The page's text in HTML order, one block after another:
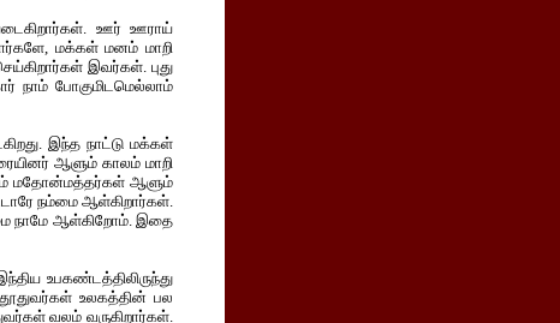
ஊர் ஊராய்
மக்கள் மனம் மாறி
இவர்கள். புது
நாம் போகுமிடமெல்லாம்
இந்த நாட்டு மக்கள்
ஆளும் காலம் மாறி
மதோன்மத்தர்கள் ஆளும்
நம்மை ஆள்கிறார்கள்.
நாமே ஆள்கிறோம். இதை
உபகண்டத்திலிருந்து
தூதுவர்கள் உலகத்தின் பல
வலம் வருகிறார்கள்.